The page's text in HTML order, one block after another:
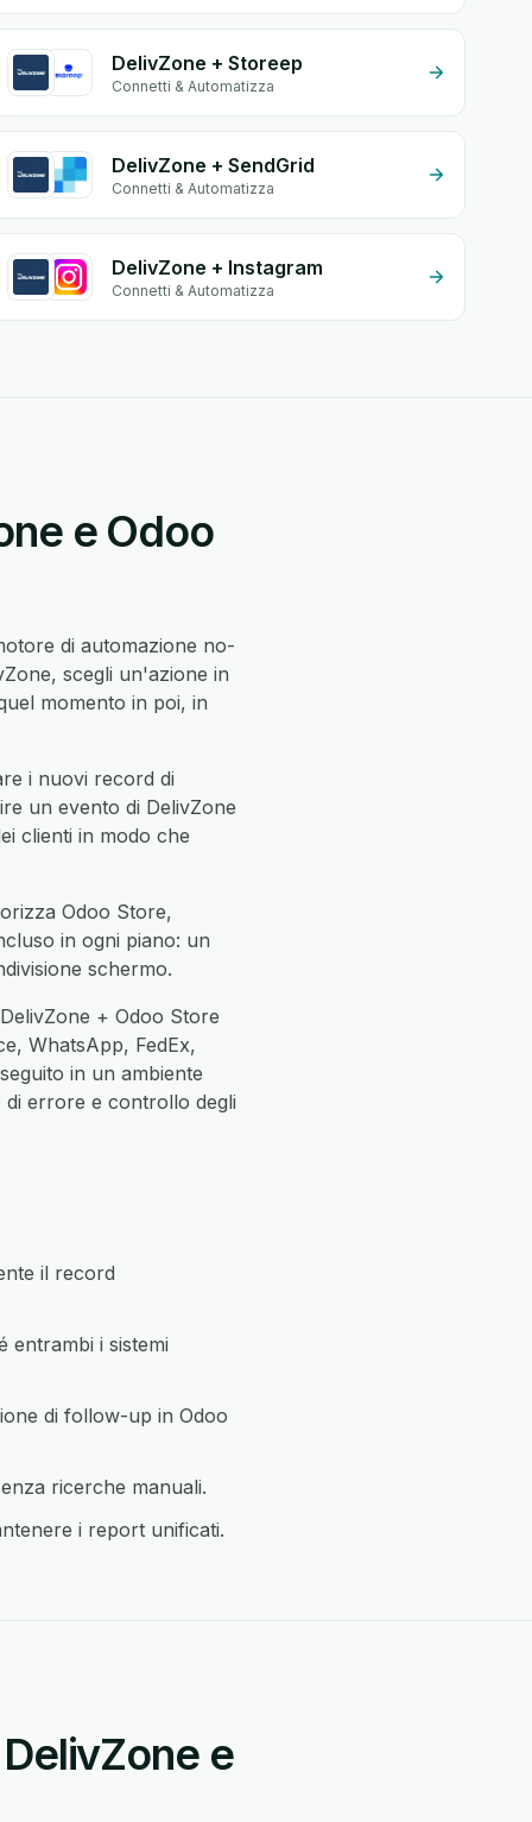
DelivZone + Storeep
Connetti & Automatizza
DelivZone + SendGrid
Connetti & Automatizza
DelivZone + Instagram
Connetti & Automatizza
e Odoo
di automazione no-
scegli un'azione in
momento in poi, in
i nuovi record di
un evento di DelivZone
clienti in modo che
Odoo Store,
in ogni piano: un
schermo.
+ Odoo Store
WhatsApp, FedEx,
in un ambiente
di errore e controllo degli
il record
entrambi i sistemi
di follow-up in Odoo
ricerche manuali.
i report unificati.
e